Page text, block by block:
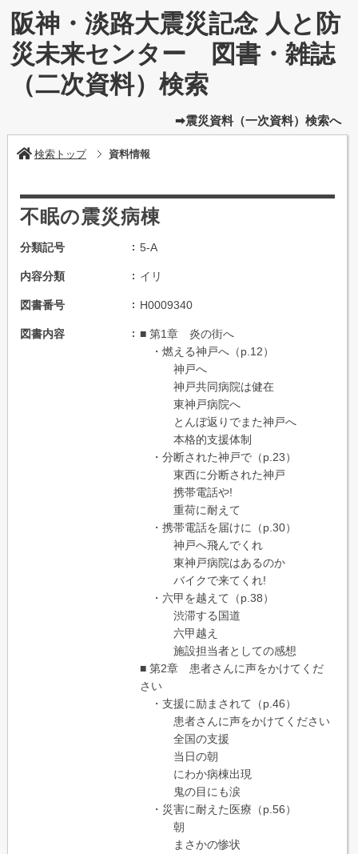
阪神・淡路大震災記念 人と防
災未来センター 図書・雑誌
（二次資料）検索
➡震災資料（一次資料）検索へ
検索トップ 資料情報
不眠の震災病棟
分類記号 5-A
内容分類 イリ
図書番号 H0009340
図書内容
■ 第1章 炎の街へ
・燃える神戸へ（p.12）
神戸へ
神戸共同病院は健在
東神戸病院へ
とんぼ返りでまた神戸へ
本格的支援体制
・分断された神戸で（p.23）
東西に分断された神戸
携帯電話や!
重荷に耐えて
・携帯電話を届けに（p.30）
神戸へ飛んでくれ
東神戸病院はあるのか
バイクで来てくれ!
・六甲を越えて（p.38）
渋滞する国道
六甲越え
施設担当者としての感想
■ 第2章 患者さんに声をかけてくだ
さい
・支援に励まされて（p.46）
患者さんに声をかけてください
全国の支援
当日の朝
にわか病棟出現
鬼の目にも涙
・災害に耐えた医療（p.56）
朝
まさかの惨状